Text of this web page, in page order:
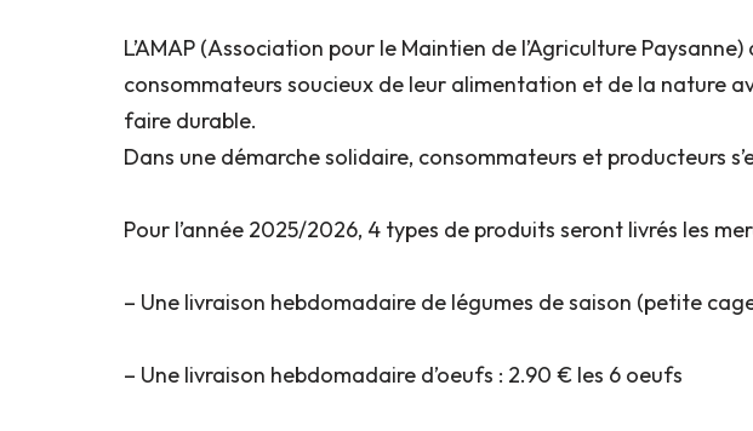
L’AMAP (Association pour le Maintien de l’Agriculture
consommateurs soucieux de leur alimentation et de la nature
faire durable.
Dans une démarche solidaire, consommateurs et producteurs
Pour l’année 2025/2026, 4 types de produits seront livrés les
– Une livraison hebdomadaire de légumes de saison (petite
– Une livraison hebdomadaire d’oeufs : 2.90 € les 6 oeufs